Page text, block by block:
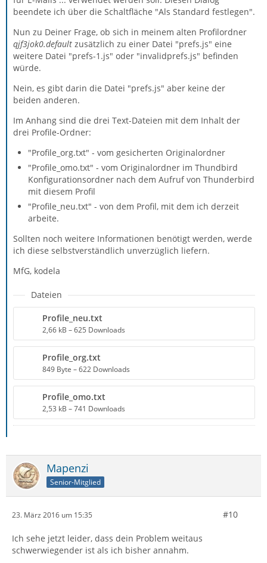
beendete ich über die Schaltfläche "Als Standard festlegen".
Nun zu Deiner Frage, ob sich in meinem alten Profilordner
qjf3jok0.default zusätzlich zu einer Datei "prefs.js" eine
weitere Datei "prefs-1.js" oder "invalidprefs.js" befinden
würde.
Nein, es gibt darin die Datei "prefs.js" aber keine der
beiden anderen.
Im Anhang sind die drei Text-Dateien mit dem Inhalt der
drei Profile-Ordner:
"Profile_org.txt" - vom gesicherten Originalordner
"Profile_omo.txt" - vom Originalordner im Thundbird
Konfigurationsordner nach dem Aufruf von Thunderbird
mit diesem Profil
"Profile_neu.txt" - von dem Profil, mit dem ich derzeit
arbeite.
Sollten noch weitere Informationen benötigt werden, werde
ich diese selbstverständlich unverzüglich liefern.
MfG, kodela
Dateien
Profile_neu.txt
2,66 kB – 625 Downloads
Profile_org.txt
849 Byte – 622 Downloads
Profile_omo.txt
2,53 kB – 741 Downloads
Mapenzi
Senior-Mitglied
23. März 2016 um 15:35 #10
Ich sehe jetzt leider, dass dein Problem weitaus
schwerwiegender ist als ich bisher annahm.